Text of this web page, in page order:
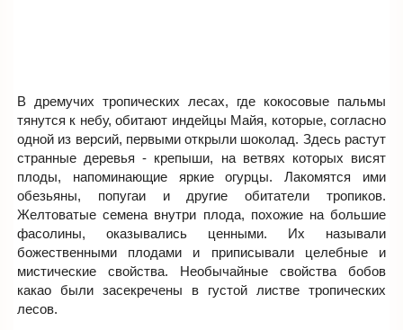
В дремучих тропических лесах, где кокосовые пальмы
тянутся к небу, обитают индейцы Майя, которые, согласно
одной из версий, первыми открыли шоколад. Здесь растут
странные деревья - крепыши, на ветвях которых висят
плоды, напоминающие яркие огурцы. Лакомятся ими
обезьяны, попугаи и другие обитатели тропиков.
Желтоватые семена внутри плода, похожие на большие
фасолины, оказывались ценными. Их называли
божественными плодами и приписывали целебные и
мистические свойства. Необычайные свойства бобов
какао были засекречены в густой листве тропических
лесов.